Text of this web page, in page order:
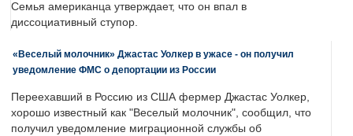
Семья американца утверждает, что он впал в
диссоциативный ступор.
«Веселый молочник» Джастас Уолкер в ужасе - он получил
уведомление ФМС о депортации из России
Переехавший в Россию из США фермер Джастас Уолкер,
хорошо известный как "Веселый молочник", сообщил, что
получил уведомление миграционной службы об